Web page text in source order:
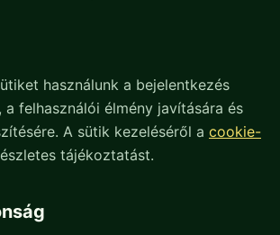
használunk a bejelentkezés
a felhasználói élmény javítására és
A sütik kezeléséről a cookie-
tájékoztatást.